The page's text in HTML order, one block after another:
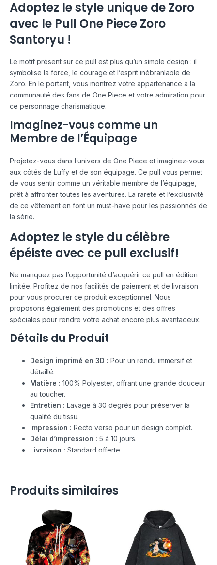
Adoptez le style unique de Zoro
avec le Pull One Piece Zoro
Santoryu !
Le motif présent sur ce pull est plus qu’un simple design : il
symbolise la force, le courage et l’esprit inébranlable de
Zoro. En le portant, vous montrez votre appartenance à la
communauté des fans de One Piece et votre admiration pour
ce personnage charismatique.
Imaginez-vous comme un
Membre de l’Équipage
Projetez-vous dans l’univers de One Piece et imaginez-vous
aux côtés de Luffy et de son équipage. Ce pull vous permet
de vous sentir comme un véritable membre de l’équipage,
prêt à affronter toutes les aventures. La rareté et l’exclusivité
de ce vêtement en font un must-have pour les passionnés de
la série.
Adoptez le style du célèbre
épéiste avec ce pull exclusif!
Ne manquez pas l’opportunité d’acquérir ce pull en édition
limitée. Profitez de nos facilités de paiement et de livraison
pour vous procurer ce produit exceptionnel. Nous
proposons également des promotions et des offres
spéciales pour rendre votre achat encore plus avantageux.
Détails du Produit
Design imprimé en 3D : Pour un rendu immersif et
détaillé.
Matière : 100% Polyester, offrant une grande douceur
au toucher.
Entretien : Lavage à 30 degrés pour préserver la
qualité du tissu.
Impression : Recto verso pour un design complet.
Délai d’impression : 5 à 10 jours.
Livraison : Standard offerte.
Produits similaires